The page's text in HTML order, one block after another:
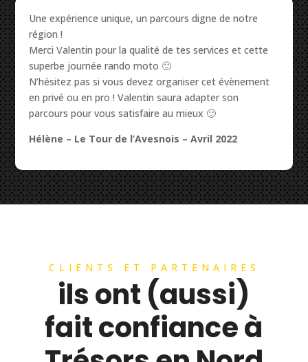
Une expérience unique, un parcours digne de notre
région !
Merci Valentin pour la qualité de tes services et cette
superbe journée rando moto 🙂
N’hésitez pas si vous devez organiser cet évènement
en privé ou en pro ! Valentin saura adapter son
parcours pour vous satisfaire au mieux 🙂
Hélène – Le Tour de l’Avesnois – Avril 2022
CLIENTS ET PARTENAIRES
ils ont (aussi)
fait confiance à